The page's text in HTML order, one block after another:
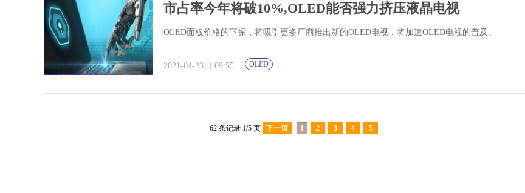
市占率今年将破10%,OLED能否强力挤压液晶电视
OLED面板价格的下探，将吸引更多厂商推出新的OLED电视，将加速OLED电视的普及。
2021-04-23日 09:55 OLED
62 条记录 1/5 页 下一页 1 2 3 4 5